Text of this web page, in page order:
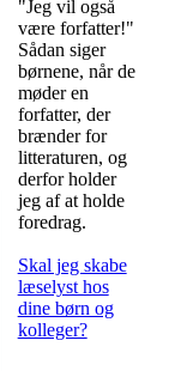
"Jeg vil også
være forfatter!"
Sådan siger
børnene, når de
møder en
forfatter, der
brænder for
litteraturen, og
derfor holder
jeg af at holde
foredrag.
Skal jeg skabe
læselyst hos
dine børn og
kolleger?